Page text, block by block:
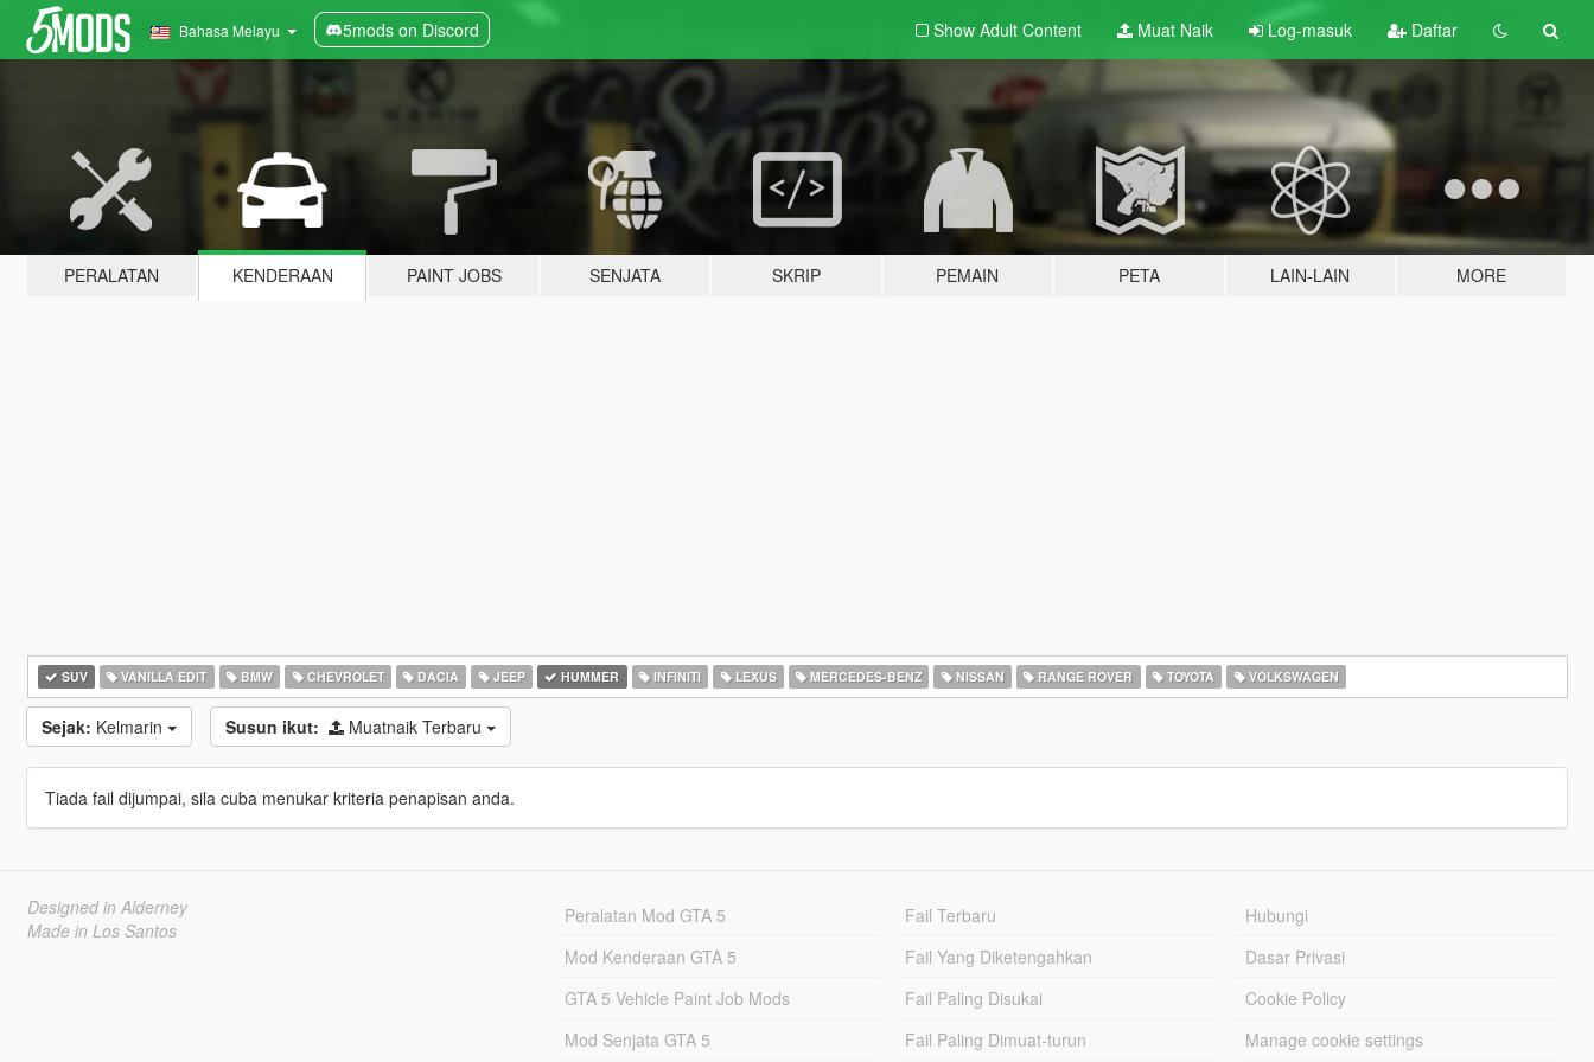
Bahasa Melayu 5mods on Discord Show Adult Content Muat Naik Log-masuk Daftar
PERALATAN KENDERAAN PAINT JOBS SENJATA SKRIP PEMAIN PETA LAIN-LAIN MORE
SUV VANILLA EDIT BMW CHEVROLET DACIA JEEP HUMMER INFINITI LEXUS MERCEDES-BENZ NISSAN RANGE ROVER TOYOTA VOLKSWAGEN
Sejak: Kelmarin Susun ikut: Muatnaik Terbaru
Tiada fail dijumpai, sila cuba menukar kriteria penapisan anda.
Designed in Alderney
Made in Los Santos
Peralatan Mod GTA 5
Mod Kenderaan GTA 5
GTA 5 Vehicle Paint Job Mods
Mod Senjata GTA 5
Fail Terbaru
Fail Yang Diketengahkan
Fail Paling Disukai
Fail Paling Dimuat-turun
Hubungi
Dasar Privasi
Cookie Policy
Manage cookie settings